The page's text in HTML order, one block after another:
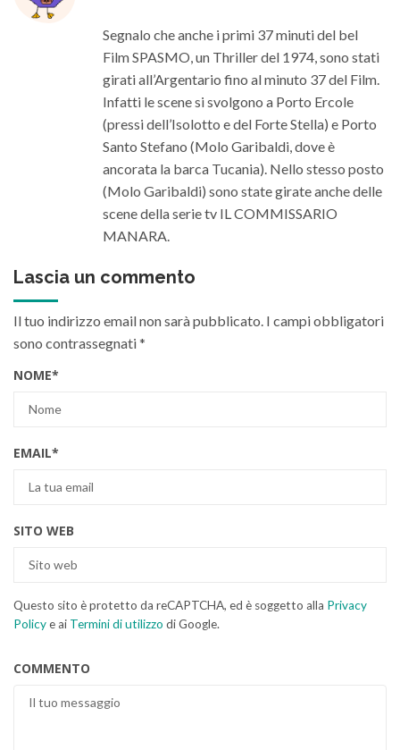
Segnalo che anche i primi 37 minuti del bel
Film SPASMO, un Thriller del 1974, sono stati
girati all’Argentario fino al minuto 37 del Film.
Infatti le scene si svolgono a Porto Ercole
(pressi dell’Isolotto e del Forte Stella) e Porto
Santo Stefano (Molo Garibaldi, dove è
ancorata la barca Tucania). Nello stesso posto
(Molo Garibaldi) sono state girate anche delle
scene della serie tv IL COMMISSARIO
MANARA.
Lascia un commento
Il tuo indirizzo email non sarà pubblicato. I campi obbligatori
sono contrassegnati*
NOME*
EMAIL*
SITO WEB
Questo sito è protetto da reCAPTCHA, ed è soggetto alla Privacy
Policye ai Termini di utilizzo di Google.
COMMENTO